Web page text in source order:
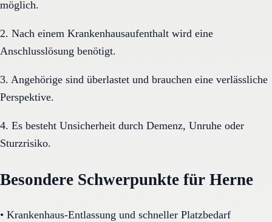
möglich.
2. Nach einem Krankenhausaufenthalt wird eine
Anschlusslösung benötigt.
3. Angehörige sind überlastet und brauchen eine verlässliche
Perspektive.
4. Es besteht Unsicherheit durch Demenz, Unruhe oder
Sturzrisiko.
Besondere Schwerpunkte für Herne
• Krankenhaus-Entlassung und schneller Platzbedarf